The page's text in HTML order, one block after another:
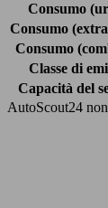
Consumo
Consumo
Consumo
Classe di
Capacità del
AutoScout24